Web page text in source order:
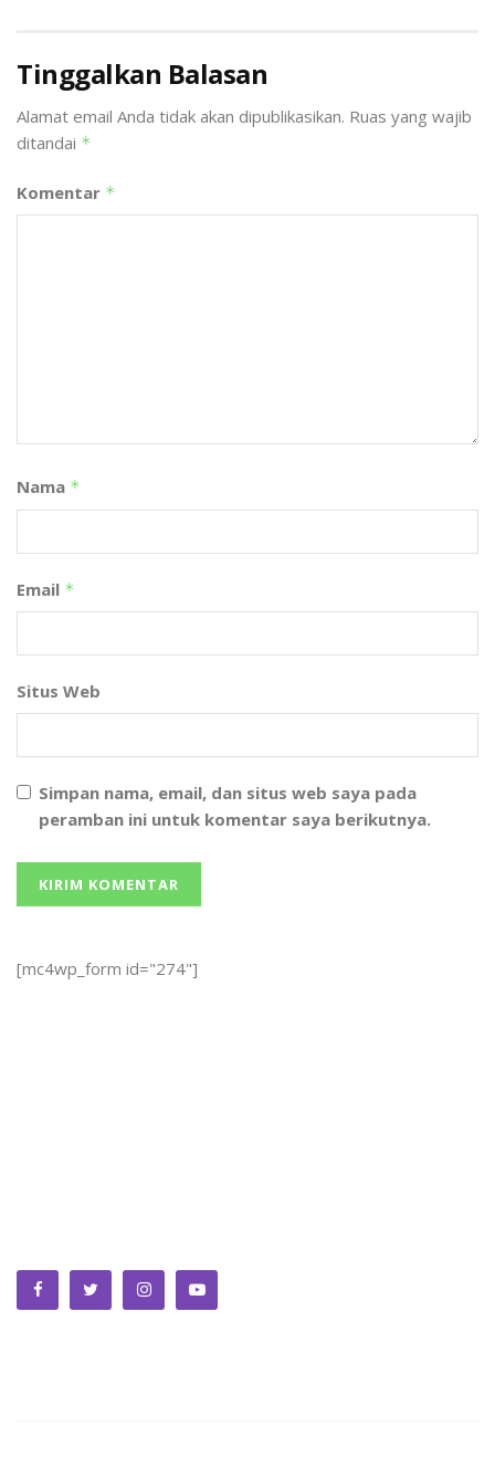
Tinggalkan Balasan
Alamat email Anda tidak akan dipublikasikan. Ruas yang wajib
ditandai *
Komentar *
Nama *
Email *
Situs Web
Simpan nama, email, dan situs web saya pada
peramban ini untuk komentar saya berikutnya.
[mc4wp_form id="274"]